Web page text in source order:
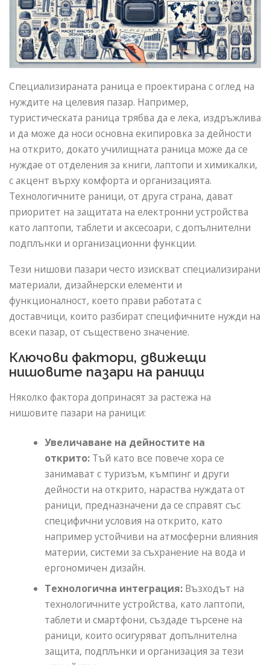
Специализираната раница е проектирана с оглед на
нуждите на целевия пазар. Например,
туристическата раница трябва да е лека, издръжлива
и да може да носи основна екипировка за дейности
на открито, докато училищната раница може да се
нуждае от отделения за книги, лаптопи и химикалки,
с акцент върху комфорта и организацията.
Технологичните раници, от друга страна, дават
приоритет на защитата на електронни устройства
като лаптопи, таблети и аксесоари, с допълнителни
подплънки и организационни функции.
Тези нишови пазари често изискват специализирани
материали, дизайнерски елементи и
функционалност, което прави работата с
доставчици, които разбират специфичните нужди на
всеки пазар, от съществено значение.
Ключови фактори, движещи
нишовите пазари на раници
Няколко фактора допринасят за растежа на
нишовите пазари на раници:
Увеличаване на дейностите на
открито: Тъй като все повече хора се
занимават с туризъм, къмпинг и други
дейности на открито, нараства нуждата от
раници, предназначени да се справят със
специфични условия на открито, като
например устойчиви на атмосферни влияния
материи, системи за съхранение на вода и
ергономичен дизайн.
Технологична интеграция: Възходът на
технологичните устройства, като лаптопи,
таблети и смартфони, създаде търсене на
раници, които осигуряват допълнителна
защита, подплънки и организация за тези